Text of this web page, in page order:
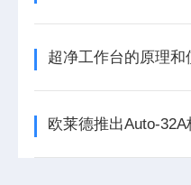
超净工作台的原理和